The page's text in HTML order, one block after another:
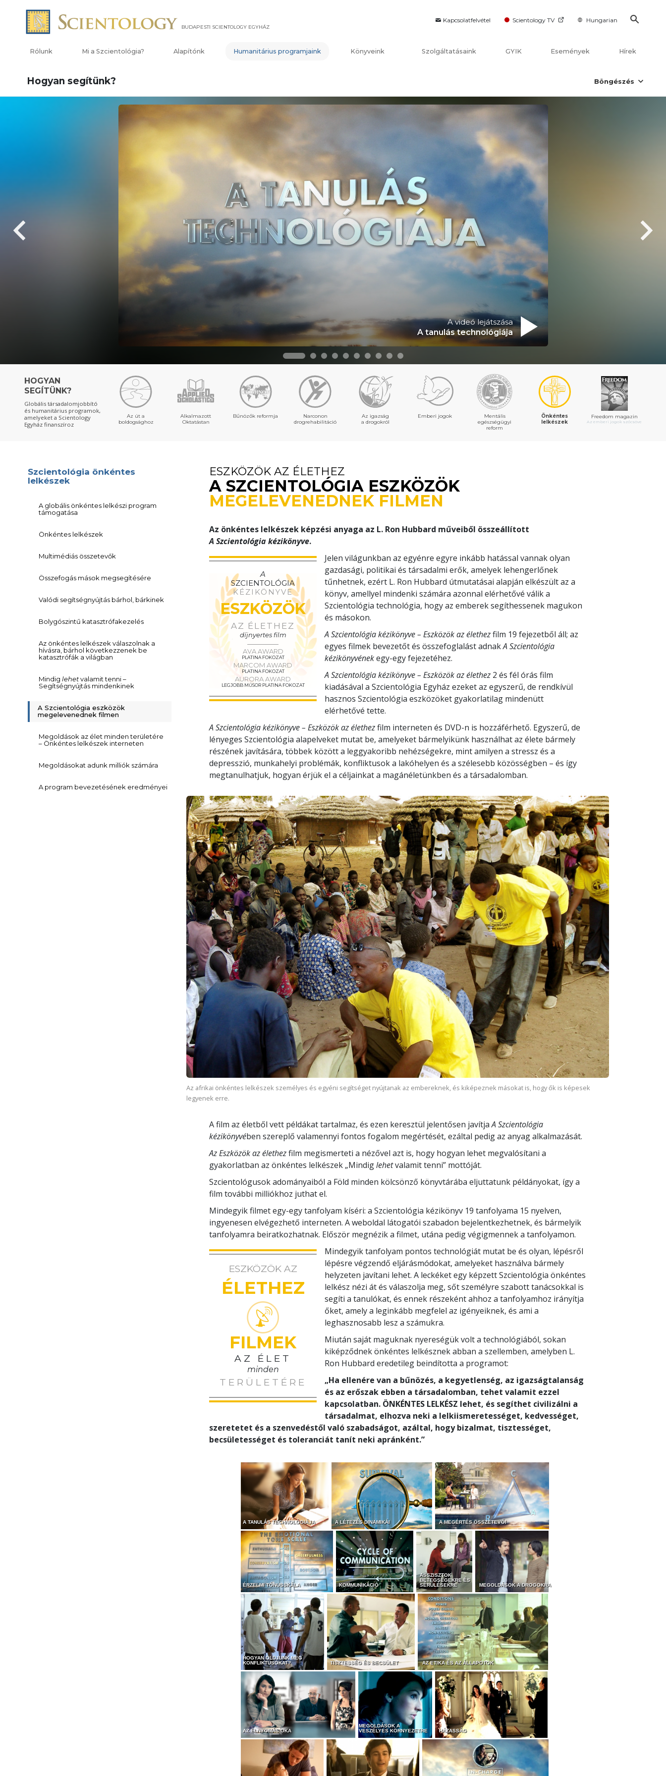
Kapcsolatfelvétel Scientology TV Hungarian
BUDAPESTI SCIENTOLOGY EGYHÁZ
Rólunk Mi a Szcientológia? Alapítónk Humanitárius programjaink Könyveink Szolgáltatásaink GYIK Események Hírek
Hogyan segítünk? Böngészés
A videó lejátszása
A tanulás technológiája
HOGYAN
SEGÍTÜNK?
Globális társadalomjobbító
és humanitárius programok,
amelyeket a Scientology
Egyház finanszíroz
Az út a
boldogsághoz
Alkalmazott
Oktatástan
Bűnözők reformja
Narconon
drogrehabilitáció
Az igazság
a drogokról
Emberi jogok
Mentális
egészségügyi
reform
Önkéntes
lelkészek
Freedom magazin
Az emberi jogok szócsöve
ESZKÖZÖK AZ ÉLETHEZ
A SZCIENTOLÓGIA ESZKÖZÖK
MEGELEVENEDNEK FILMEN
Az önkéntes lelkészek képzési anyaga az L. Ron Hubbard műveiből összeállított
A Szcientológia kézikönyve.
A
SZCIENTOLÓGIA
KÉZIKÖNYVE
ESZKÖZÖK
AZ ÉLETHEZ
díjnyertes film
AVA AWARD
PLATINA FOKOZAT
MARCOM AWARD
PLATINA FOKOZAT
AURORA AWARD
LEGJOBB MŰSOR PLATINA FOKOZAT
Jelen világunkban az egyénre egyre inkább hatással vannak olyan
gazdasági, politikai és társadalmi erők, amelyek lehengerlőnek
tűnhetnek, ezért L. Ron Hubbard útmutatásai alapján elkészült az a
könyv, amellyel mindenki számára azonnal elérhetővé válik a
Szcientológia technológia, hogy az emberek segíthessenek magukon
és másokon.
A Szcientológia kézikönyve – Eszközök az élethezfilm 19 fejezetből áll; az
egyes filmek bevezetőt és összefoglalást adnakA Szcientológia
kézikönyvénekegy-egy fejezetéhez.
A Szcientológia kézikönyve – Eszközök az élethez 2 és fél órás film
kiadásával a Szcientológia Egyház ezeket az egyszerű, de rendkívül
hasznos Szcientológia eszközöket gyakorlatilag mindenütt
elérhetővé tette.
A Szcientológia kézikönyve – Eszközök az élethezfilm interneten és DVD-n is hozzáférhető. Egyszerű, de
lényeges Szcientológia alapelveket mutat be, amelyeket bármelyikünk használhat az élete bármely
részének javítására, többek között a leggyakoribb nehézségekre, mint amilyen a stressz és a
depresszió, munkahelyi problémák, konfliktusok a lakóhelyen és a szélesebb közösségben – és így
megtanulhatjuk, hogyan érjük el a céljainkat a magánéletünkben és a társadalomban.
Az afrikai önkéntes lelkészek személyes és egyéni segítséget nyújtanak az embereknek, és kiképeznek másokat is, hogy ők is képesek
legyenek erre.
A film az életből vett példákat tartalmaz, és ezen keresztül jelentősen javítjaA Szcientológia
kézikönyvében szereplő valamennyi fontos fogalom megértését, ezáltal pedig az anyag alkalmazását.
Az Eszközök az élethezfilm megismerteti a nézővel azt is, hogy hogyan lehet megvalósítani a
gyakorlatban az önkéntes lelkészek „Mindiglehetvalamit tenni” mottóját.
Szcientológusok adományaiból a Föld minden kölcsönző könyvtárába eljuttatunk példányokat, így a
film további milliókhoz juthat el.
Mindegyik filmet egy-egy tanfolyam kíséri: a Szcientológia kézikönyv 19 tanfolyama 15 nyelven,
ingyenesen elvégezhető interneten. A weboldal látogatói szabadon bejelentkezhetnek, és bármelyik
tanfolyamra beiratkozhatnak. Először megnézik a filmet, utána pedig végigmennek a tanfolyamon.
ESZKÖZÖK AZ
ÉLETHEZ
FILMEK
AZ ÉLET
minden
TERÜLETÉRE
Mindegyik tanfolyam pontos technológiát mutat be és olyan, lépésről
lépésre végzendő eljárásmódokat, amelyeket használva bármely
helyzeten javítani lehet. A leckéket egy képzett Szcientológia önkéntes
lelkész nézi át és válaszolja meg, sőt személyre szabott tanácsokkal is
segíti a tanulókat, és ennek részeként ahhoz a tanfolyamhoz irányítja
őket, amely a leginkább megfelel az igényeiknek, és ami a
leghasznosabb lesz a számukra.
Miután saját maguknak nyereségük volt a technológiából, sokan
kiképződnek önkéntes lelkésznek abban a szellemben, amelyben L.
Ron Hubbard eredetileg beindította a programot:
„Ha ellenére van a bűnözés, a kegyetlenség, az igazságtalanság
és az erőszak ebben a társadalomban, tehet valamit ezzel
kapcsolatban. ÖNKÉNTES LELKÉSZ lehet, és segíthet civilizálni a
társadalmat, elhozva neki a lelkiismeretességet, kedvességet,
szeretetet és a szenvedéstől való szabadságot, azáltal, hogy bizalmat, tisztességet,
becsületességet és toleranciát tanít neki apránként.”
A TANULÁS TECHNOLÓGIÁJA A LÉTEZÉS DINAMIKÁI A MEGÉRTÉS ÖSSZETEVŐI
ÉRZELMI TÓNUSSKÁLA KOMMUNIKÁCIÓ
ASSZISZTOK
BETEGSÉGEKRE ÉS
SÉRÜLÉSEKRE
MEGOLDÁSOK A DROGOKRA
HOGYAN OLDJUNK MEG
KONFLIKTUSOKAT?
TISZTESSÉG ÉS BECSÜLET AZ ETIKA ÉS AZ ÁLLAPOTOK
AZ ELNYOMÁS OKA
MEGOLDÁSOK A
VESZÉLYES KÖRNYEZETRE
HÁZASSÁG
Szcientológia önkéntes
lelkészek
A globális önkéntes lelkészi program
támogatása
Önkéntes lelkészek
Multimédiás összetevők
Összefogás mások megsegítésére
Valódi segítségnyújtás bárhol, bárkinek
Bolygószintű katasztrófakezelés
Az önkéntes lelkészek válaszolnak a
hívásra, bárhol következzenek be
katasztrófák a világban
Mindig lehetvalamit tenni –
Segítségnyújtás mindenkinek
A Szcientológia eszközök
megelevenednek filmen
Megoldások az élet minden területére
– Önkéntes lelkészek interneten
Megoldásokat adunk milliók számára
A program bevezetésének eredményei